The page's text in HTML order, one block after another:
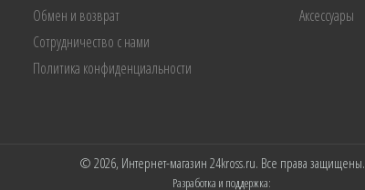
Обмен и возврат
Сотрудничество с нами
Политика конфиденциальности
Аксессуары
© 2026, Интернет-магазин 24kross.ru. Все права защищены.
Разработка и поддержка: